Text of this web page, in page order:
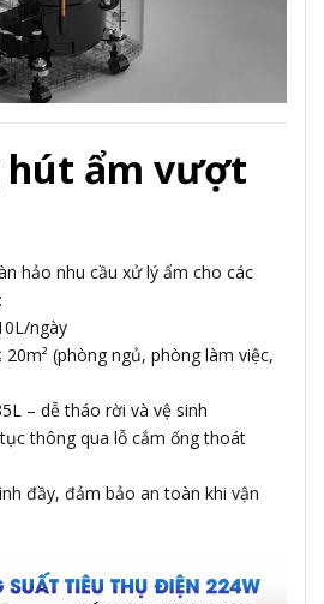
hút ẩm vượt
hảo nhu cầu xử lý ẩm cho các
ngày
(phòng ngủ, phòng làm việc,
– dễ tháo rời và vệ sinh
thông qua lỗ cắm ống thoát
đầy, đảm bảo an toàn khi vận